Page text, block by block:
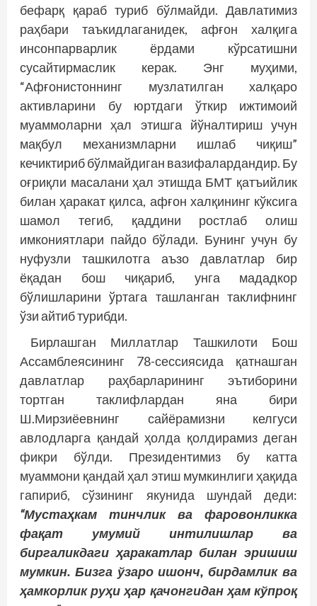
бефарқ қараб туриб бўлмайди. Давлатимиз
раҳбари таъкидлаганидек, афғон халқига
инсонпарварлик ёрдами кўрсатишни
сусайтирмаслик керак. Энг муҳими,
“Афғонистоннинг музлатилган халқаро
активларини бу юртдаги ўткир ижтимоий
муаммоларни ҳал этишга йўналтириш учун
мақбул механизмларни ишлаб чиқиш”
кечиктириб бўлмайдиган вазифалардандир. Бу
оғриқли масалани ҳал этишда БМТ қатъийлик
билан ҳаракат қилса, афғон халқининг кўксига
шамол тегиб, қаддини ростлаб олиш
имкониятлари пайдо бўлади. Бунинг учун бу
нуфузли ташкилотга аъзо давлатлар бир
ёқадан бош чиқариб, унга мададкор
бўлишларини ўртага ташланган таклифнинг
ўзи айтиб турибди.
Бирлашган Миллатлар Ташкилоти Бош
Ассамблеясининг 78-сессиясида қатнашган
давлатлар раҳбарларининг эътиборини
тортган таклифлардан яна бири
Ш.Мирзиёевнинг сайёрамизни келгуси
авлодларга қандай ҳолда қолдирамиз деган
фикри бўлди. Президентимиз бу катта
муаммони қандай ҳал этиш мумкинлиги ҳақида
гапириб, сўзининг якунида шундай деди:
“Мустаҳкам тинчлик ва фаровонликка
фақат умумий интилишлар ва
биргаликдаги ҳаракатлар билан эришиш
мумкин. Бизга ўзаро ишонч, бирдамлик ва
ҳамкорлик руҳи ҳар қачонгидан ҳам кўпроқ